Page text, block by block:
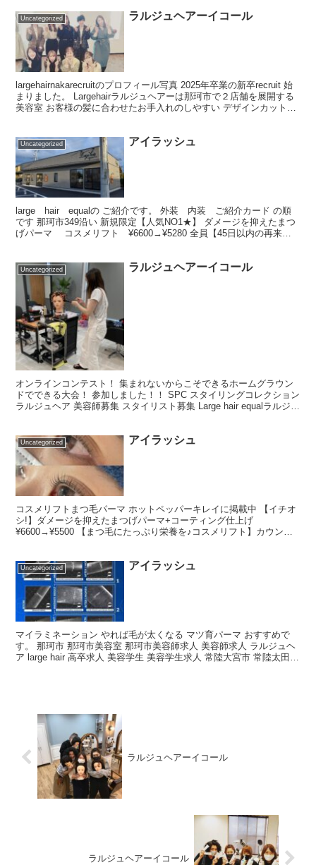
Uncategorized ラルジュヘアーイコール
largehairnakarecruitのプロフィール写真 2025年卒業の新卒recruit 始
まりました。 Largehairラルジュヘアーは那珂市で２店舗を展開する
美容室 お客様の髪に合わせたお手入れのしやすい デザインカット・
Uncategorized アイラッシュ
large hair equalの ご紹介です。 外装 内装 ご紹介カード の順
です 那珂市349沿い 新規限定【人気NO1★】 ダメージを抑えたまつ
げパーマ コスメリフト ¥6600→¥5280 全員【45日以内の再来店
Uncategorized ラルジュヘアーイコール
オンラインコンテスト！ 集まれないからこそできるホームグラウン
ドでできる大会！ 参加しました！！ SPC スタイリングコレクション
ラルジュヘア 美容師募集 スタイリスト募集 Large hair equalラルジュ
Uncategorized アイラッシュ
コスメリフトまつ毛パーマ ホットペッパーキレイに掲載中 【イチオ
シ!】ダメージを抑えたまつげパーマ+コーティング仕上げ
¥6600→¥5500 【まつ毛にたっぷり栄養を♪コスメリフト】カウンセ
Uncategorized アイラッシュ
マイラミネーション やれば毛が太くなる マツ育パーマ おすすめで
す。 那珂市 那珂市美容室 那珂市美容師求人 美容師求人 ラルジュヘ
ア large hair 高卒求人 美容学生 美容学生求人 常陸大宮市 常陸太田市
ラルジュヘアーイコール
ラルジュヘアーイコール